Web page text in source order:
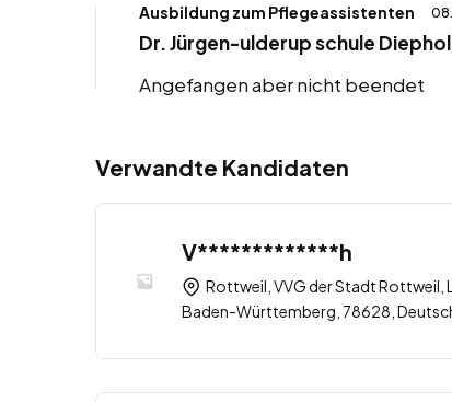
Ausbildung zum Pflegeassistenten
Dr. Jürgen-ulderup schule
Angefangen aber nicht beendet
Verwandte Kandidaten
V*************h
Rottweil, VVG der Stadt Rottweil,
Baden-Württemberg, 78628,